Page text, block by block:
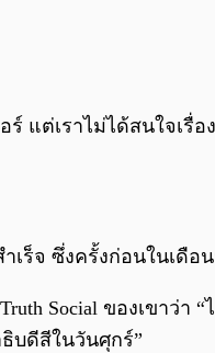
แต่เราไม่ได้สนใจเ
เร็จ ซึ่งครั้งก่อนในเดื
Social ของเขาว่า
บดีสีในวันศุกร์”